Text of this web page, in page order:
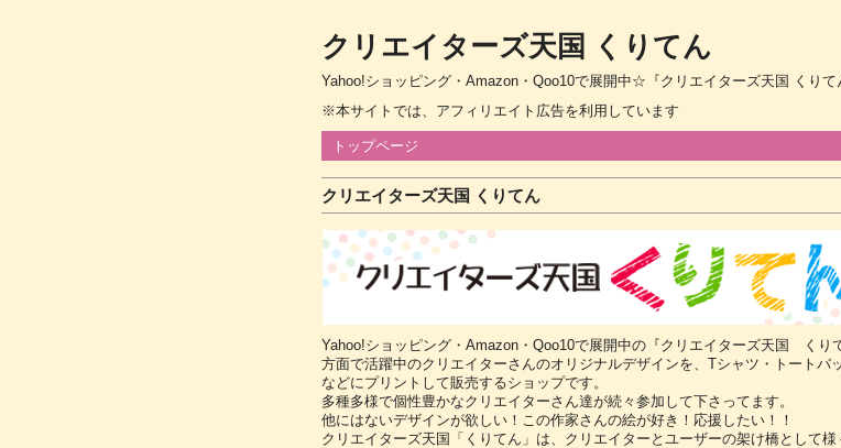
クリエイターズ天国 くりてん
Yahoo!ショッピング・Amazon・Qoo10で展開中☆『クリエイターズ天国 くり
※本サイトでは、アフィリエイト広告を利用しています
トップページ
クリエイターズ天国 くりてん
Yahoo!ショッピング・Amazon・Qoo10で展開中の『クリエイターズ天国 くり
方面で活躍中のクリエイターさんのオリジナルデザインを、Tシャツ・トートバ
などにプリントして販売するショップです。
多種多様で個性豊かなクリエイターさん達が続々参加して下さってます。
他にはないデザインが欲しい！この作家さんの絵が好き！応援したい！！
クリエイターズ天国「くりてん」は、クリエイターとユーザーの架け橋として